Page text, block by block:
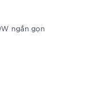
ngắn gọn